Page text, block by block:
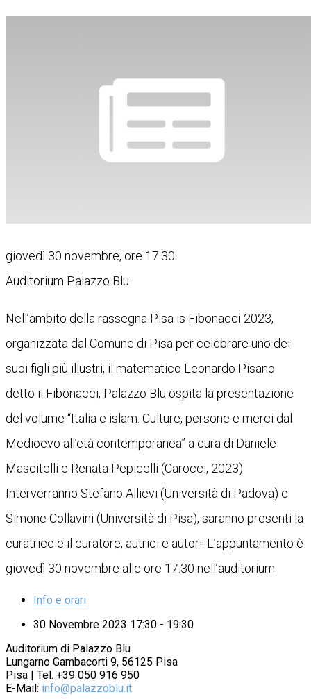
giovedì 30 novembre, ore 17.30
Auditorium Palazzo Blu
Nell’ambito della rassegna Pisa is Fibonacci 2023,
organizzata dal Comune di Pisa per celebrare uno dei
suoi figli più illustri, il matematico Leonardo Pisano
detto il Fibonacci, Palazzo Blu ospita la presentazione
del volume “Italia e islam. Culture, persone e merci dal
Medioevo all’età contemporanea” a cura di Daniele
Mascitelli e Renata Pepicelli (Carocci, 2023).
Interverranno Stefano Allievi (Università di Padova) e
Simone Collavini (Università di Pisa), saranno presenti la
curatrice e il curatore, autrici e autori. L’appuntamento è
giovedì 30 novembre alle ore 17.30 nell’auditorium.
Info e orari
30 Novembre 2023 17:30 - 19:30
Auditorium di Palazzo Blu
Lungarno Gambacorti 9, 56125 Pisa
Pisa | Tel. +39 050 916 950
E-Mail: info@palazzoblu.it